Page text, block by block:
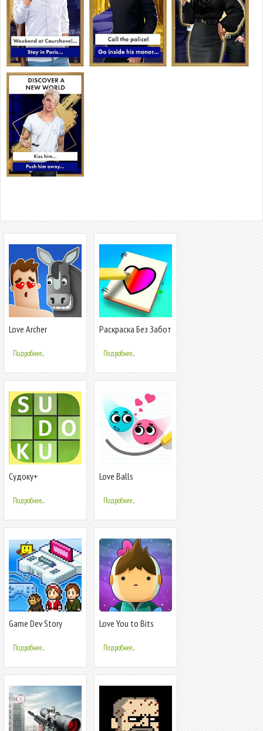
Love Archer
Подробнее...
Раскраска Без Забот
Подробнее...
Судоку+
Подробнее...
Love Balls
Подробнее...
Game Dev Story
Подробнее...
Love You to Bits
Подробнее...